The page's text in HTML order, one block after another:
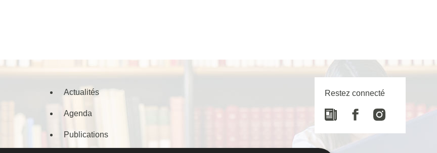
Actualités
Agenda
Publications
Restez connecté
NewspaperFacebookInstagram